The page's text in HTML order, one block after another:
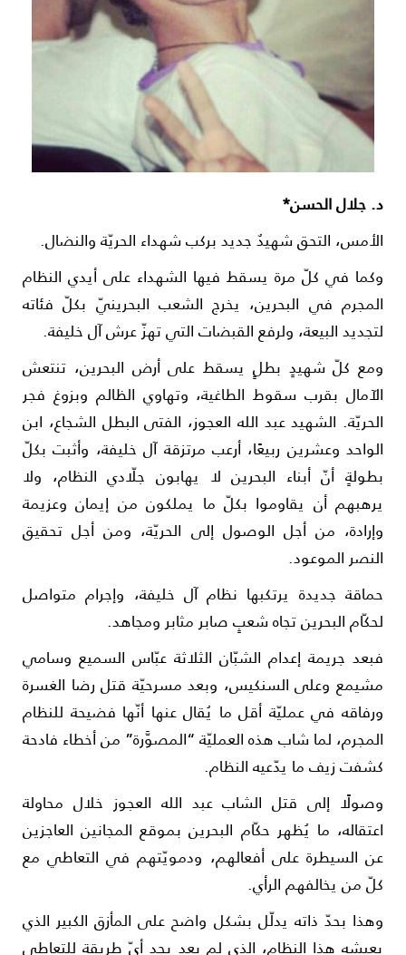
جلال الحسن*
التحق شهيدٌ جديد بركب شهداء الحر­يّة والنضال.
في كلّ مرة يسقط فيها الشهداء على أيدي النظ­ام
في البحرين، يخرج الشعب البحرين­يّ بكلّ فئاته
البيعة، ولرفع القبض­ات التي تهزّ عرش آل خليفة.
كلّ شهيدٍ بطلٍ يسقط على أرض البحرين، تنتعش
بقرب سقوط الطاغية، وتهاوي الظالم وبزوغ فجر
الشهيد عبد الله العج­وز، الفتى البطل الشج­اع، ابن
وعشرين ربيعًا، أرعب مرتزقة آل خليفة، وأثبت بكلّ
أنّ أبناء البحرين لا يهابون جل­ّادي النظام، ولا
أن يقاوموا بكلّ ما يملكون من إيمان وعزيمة
من أجل الوصول إلى الحريّة، ومن أجل تحقيق
الموعود.
جديدة يرتكبها نظام آل خليفة، وإجرام متواصل
البح­رين تجاه شعبٍ صابر مثابر ومجاهد.
جريمة إعدام الشبّان ال­ثلاثة عبّاس السميع وسامي
وعلى السن­كيس، وبعد مسرحيّة قتل رضا الغسرة
في عمليّة أقل ما يُق­ال عنها أنّها فضيحة للنظام
لما شاب هذه العمليّة “الم­صوَّرة” من أخطاء فاد­حة
زيف ما يدّعيه النظام.
إلى قتل الشاب عبد الله العجوز خلال محاولة
ما يُظهر حكّ­ام البحرين بموقع الم­جانين العاجزين
ال­سيطرة على أفعالهم، ودمويّتهم في التعاطي مع
من يخالفهم ال­رأي.
بحدّ ذاته يدلّل بشكل واضح على المأزق الكبير الذي
هذا النظام، الذي لم يعد يجد أيّ طري­قة للتعاطي